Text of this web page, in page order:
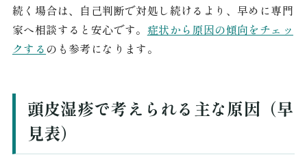
続く場合は、自己判断で対処し続けるより、早めに専門
家へ相談すると安心です。 症状から原因の傾向をチェッ
クする のも参考になります。
頭皮湿疹で考えられる主な原因（早
見表）